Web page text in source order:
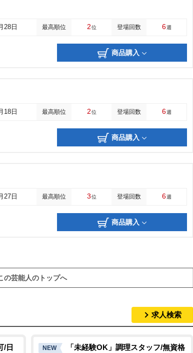
28日 最高順位 2位 登場回数 6週
商品購入
18日 最高順位 2位 登場回数 6週
商品購入
27日 最高順位 3位 登場回数 6週
商品購入
の芸能人のトップへ
求人検索
/日
NEW
「未経験OK」調理スタッフ/無資格